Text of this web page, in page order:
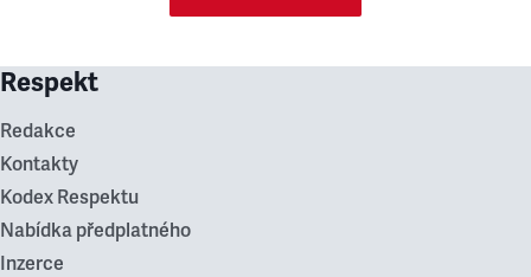
Respekt
Redakce
Kontakty
Kodex Respektu
Nabídka předplatného
Inzerce